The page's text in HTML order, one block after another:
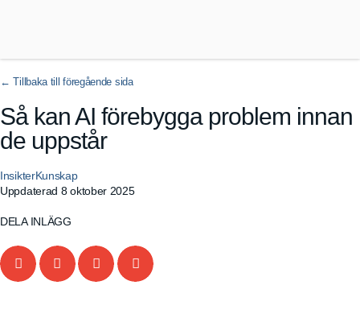
Så kan AI förebygga problem innan
de uppstår
InsikterKunskap
Uppdaterad 8 oktober 2025
DELA INLÄGG